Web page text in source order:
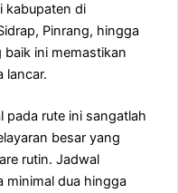
kabupaten di
Pinrang, hingga
baik ini memastikan
lancar.
pada rute ini sangatlah
besar yang
rutin. Jadwal
minimal dua hingga